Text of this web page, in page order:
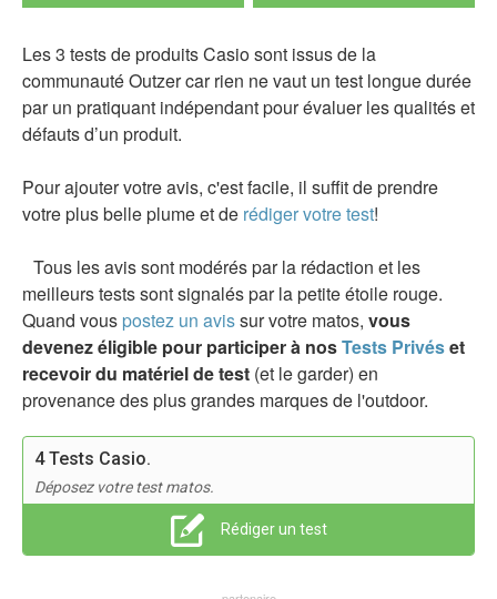
Les 3 tests de produits Casio sont issus de la
communauté Outzer car rien ne vaut un test longue durée
par un pratiquant indépendant pour évaluer les qualités et
défauts d’un produit.
Pour ajouter votre avis, c'est facile, il suffit de prendre
votre plus belle plume et de rédiger votre test!
Tous les avis sont modérés par la rédaction et les
meilleurs tests sont signalés par la petite étoile rouge.
Quand vous postez un avissur votre matos, vous
devenez éligible pour participer à nosTests Privéset
recevoir du matériel de test (et le garder) en
provenance des plus grandes marques de l'outdoor.
4 Tests Casio.
Déposez votre test matos.
Rédiger un test